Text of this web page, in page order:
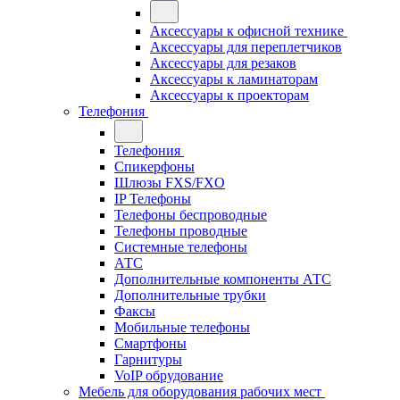
Аксессуары к офисной технике
Аксессуары для переплетчиков
Аксессуары для резаков
Аксессуары к ламинаторам
Аксессуары к проекторам
Телефония
Телефония
Спикерфоны
Шлюзы FXS/FXO
IP Телефоны
Телефоны беспроводные
Телефоны проводные
Системные телефоны
АТС
Дополнительные компоненты АТС
Дополнительные трубки
Факсы
Мобильные телефоны
Смартфоны
Гарнитуры
VoIP обрудование
Мебель для оборудования рабочих мест